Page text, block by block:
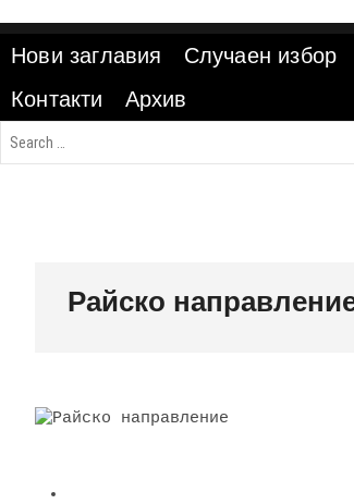
content
Нови заглавия Случаен избор
Контакти
Архив
Райско